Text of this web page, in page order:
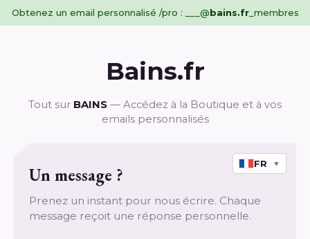
Obtenez un email personnalisé /pro : ___@bains.fr_membres
Bains.fr
Tout sur BAINS — Accédez à la Boutique et à vos
emails personnalisés
FR ▼
Un message ?
Prenez un instant pour nous écrire. Chaque
message reçoit une réponse personnelle.